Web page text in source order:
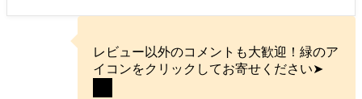
レビュー以外のコメントも大歓迎！緑のア
イコンをクリックしてお寄せください➤